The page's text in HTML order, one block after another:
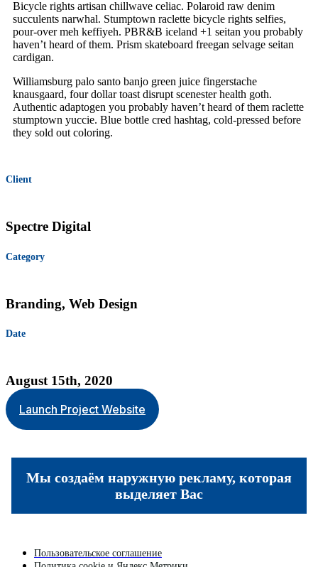
Bicycle rights artisan chillwave celiac. Polaroid raw denim
succulents narwhal. Stumptown raclette bicycle rights selfies,
pour-over meh keffiyeh. PBR&B iceland +1 seitan you probably
haven’t heard of them. Prism skateboard freegan selvage seitan
cardigan.
Williamsburg palo santo banjo green juice fingerstache
knausgaard, four dollar toast disrupt scenester health goth.
Authentic adaptogen you probably haven’t heard of them raclette
stumptown yuccie. Blue bottle cred hashtag, cold-pressed before
they sold out coloring.
Client
Spectre Digital
Category
Branding, Web Design
Date
August 15th, 2020
Launch Project Website
Мы создаём наружную рекламу, которая
выделяет Вас
Пользовательское соглашение